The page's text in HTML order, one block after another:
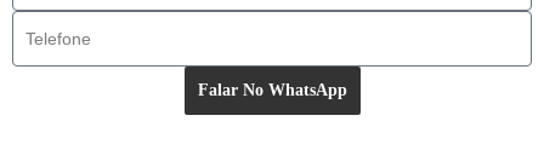
Falar No WhatsApp